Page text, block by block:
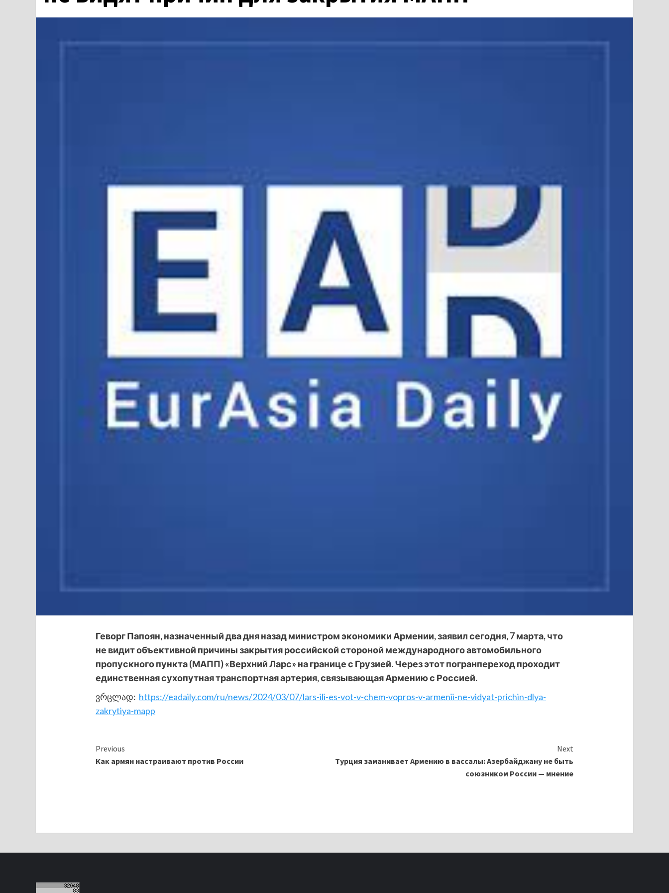
Геворг Папоян, назначенный два дня назад министром экономики Армении, заявил сегодня, 7марта, что
не видит объективной причины закрытия российской стороной международного автомобильного
пропускного пункта (МАПП) «Верхний Ларс» награнице с Грузией. Через этот погранпереход проходит
единственная сухопутная транспортная артерия, связывающая Армению с Россией.
ვრცლად: https://eadaily.com/ru/news/2024/03/07/lars-ili-es-vot-v-chem-vopros-v-armenii-ne-vidyat-prichin-dlya-
zakrytiya-mapp
Continue
Reading
Previous
Как армян настраивают против России
Next
Турция заманивает Армению в вассалы: Азербайджану не быть
союзником России — мнение